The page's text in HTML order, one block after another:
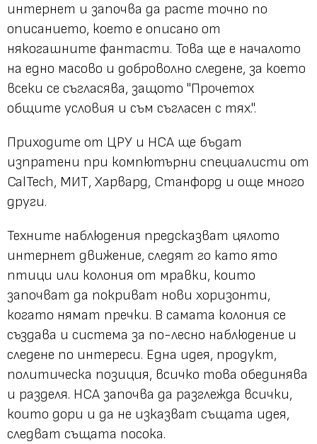
интернет и започва да расте точно по
описанието, което е описано от
някогашните фантасти. Това ще е началото
на едно масово и доброволно следене, за което
всеки се съгласява, защото "Прочетох
общите условия и съм съгласен с тях.".
Приходите от ЦРУ и НСА ще бъдат
изпратени при компютърни специалисти от
CalTech, МИТ, Харвард, Станфорд и още много
други.
Техните наблюдения предсказват цялото
интернет движение, следят го като ято
птици или колония от мравки, които
започват да покриват нови хоризонти,
когато нямат пречки. В самата колония се
създава и система за по-лесно наблюдение и
следене по интереси. Една идея, продукт,
политическа позиция, всичко това обединява
и разделя. НСА започва да разглежда всички,
които дори и да не изказват същата идея,
следват същата посока.